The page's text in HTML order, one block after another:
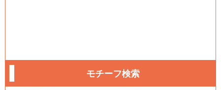
モチーフ検索